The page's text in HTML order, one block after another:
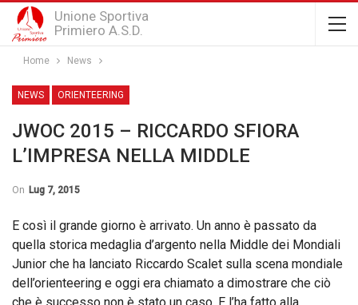
Unione Sportiva
Primiero A.S.D.
Home News
NEWS ORIENTEERING
JWOC 2015 – RICCARDO SFIORA
L’IMPRESA NELLA MIDDLE
On Lug 7, 2015
E così il grande giorno è arrivato. Un anno è passato da
quella storica medaglia d’argento nella Middle dei Mondiali
Junior che ha lanciato Riccardo Scalet sulla scena mondiale
dell’orienteering e oggi era chiamato a dimostrare che ciò